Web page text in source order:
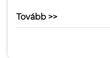
Tovább >>